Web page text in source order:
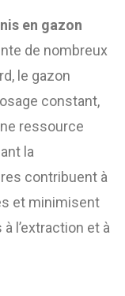
en gazon
de nombreux
le gazon
constant,
ressource
la
contribuent à
et minimisent
l’extraction et à